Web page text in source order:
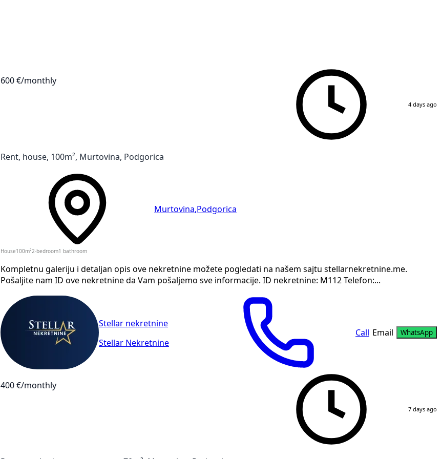
600 €/monthly
4 days ago
Rent, house, 100m², Murtovina, Podgorica
Murtovina Podgorica
House 100m² 2-bedroom1 bathroom
Kompletnu galeriju i detaljan opis ove nekretnine možete pogledati na našem sajtu stellarnekretnine.me.
Pošaljite nam ID ove nekretnine da Vam pošaljemo sve informacije. ID nekretnine: M112 Telefon:...
Stellar nekretnine
Stellar Nekretnine
Call Email WhatsApp
400 €/monthly
7 days ago